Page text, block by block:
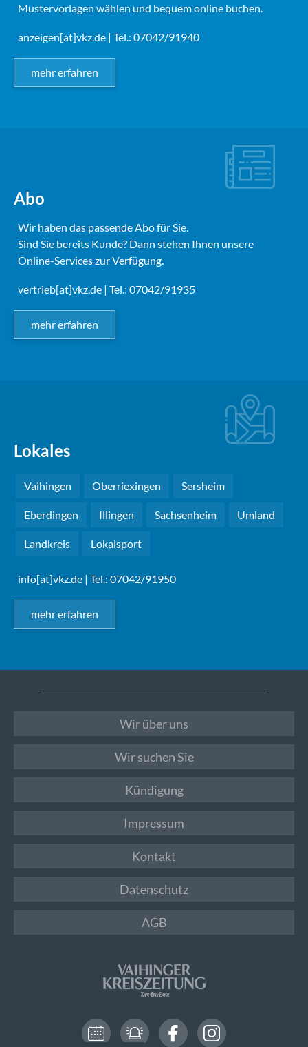
Mustervorlagen wählen und bequem online buchen.
anzeigen[at]vkz.de | Tel.: 07042/91940
mehr erfahren
Abo
Wir haben das passende Abo für Sie.
Sind Sie bereits Kunde? Dann stehen Ihnen unsere
Online-Services zur Verfügung.
vertrieb[at]vkz.de | Tel.: 07042/91935
mehr erfahren
Lokales
Vaihingen Oberriexingen Sersheim
Eberdingen Illingen Sachsenheim Umland
Landkreis Lokalsport
info[at]vkz.de | Tel.: 07042/91950
mehr erfahren
Wir über uns
Wir suchen Sie
Kündigung
Impressum
Kontakt
Datenschutz
AGB